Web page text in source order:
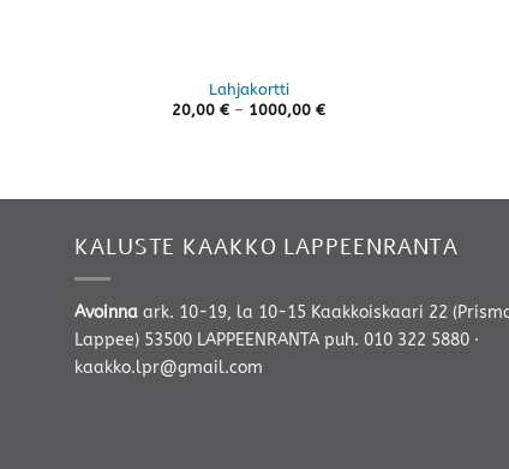
Lahjakortti
20,00 € – 1000,00 €Hintaluokka:
KALUSTE KAAKKO LAPPEENRANTA
Avoinna ark. 10-19, la 10-15 Kaakkoiskaari 22
Lappee) 53500 LAPPEENRANTA puh. 010 322 5880 ·
kaakko.lpr@gmail.com